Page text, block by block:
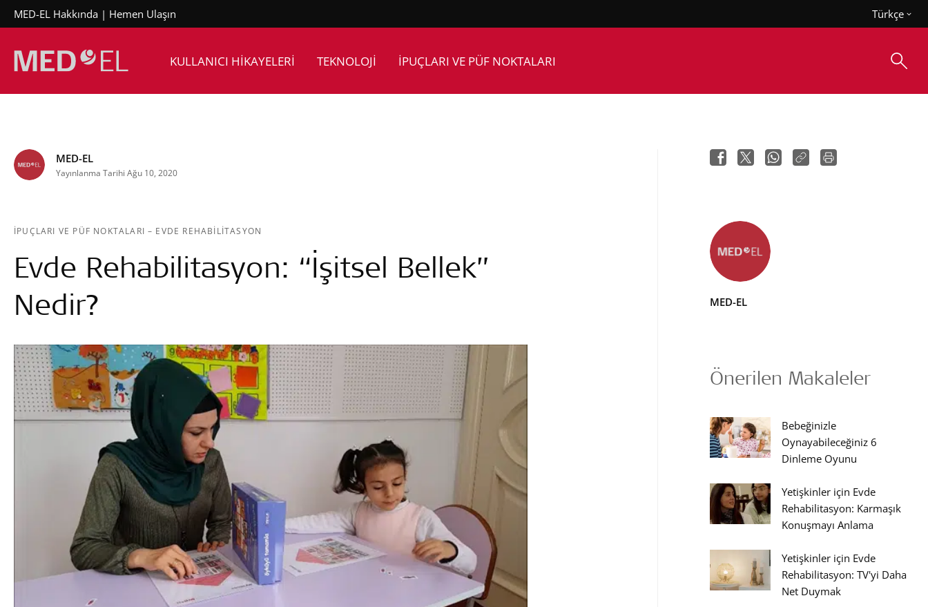
MED-EL Hakkında Hemen Ulaşın Türkçe
KULLANICI HİKAYELERİ TEKNOLOJİ İPUÇLARI VE PÜF NOKTALARI
MED-EL
Yayınlanma Tarihi Ağu 10, 2020
İPUÇLARI VE PÜF NOKTALARI– EVDE REHABILITASYON
Evde Rehabilitasyon: “İşitsel Bellek”
Nedir?
MED-EL
Önerilen Makaleler
Bebeğinizle
Oynayabileceğiniz 6
Dinleme Oyunu
Yetişkinler için Evde
Rehabilitasyon: Karmaşık
Konuşmayı Anlama
Yetişkinler için Evde
Rehabilitasyon: TV'yi Daha
Net Duymak